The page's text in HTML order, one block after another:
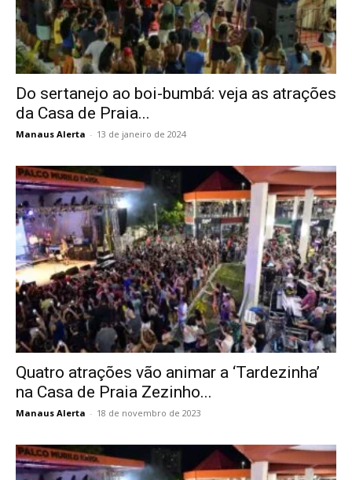
Do sertanejo ao boi-bumbá: veja as atrações
da Casa de Praia...
Manaus Alerta - 13 de janeiro de 2024
Quatro atrações vão animar a ‘Tardezinha’
na Casa de Praia Zezinho...
Manaus Alerta - 18 de novembro de 2023